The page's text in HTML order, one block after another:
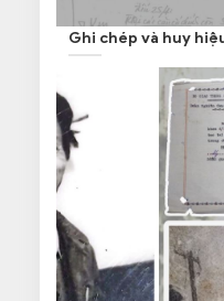
Ghi chép và huy